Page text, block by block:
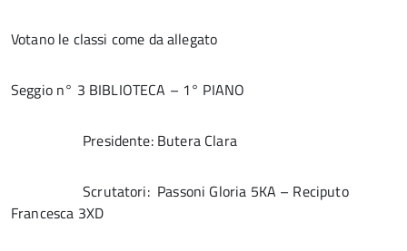
Votano le classi come da allegato
Seggio n° 3 BIBLIOTECA – 1° PIANO
Presidente: Butera Clara
Scrutatori: Passoni Gloria 5KA – Reciputo
Francesca 3XD